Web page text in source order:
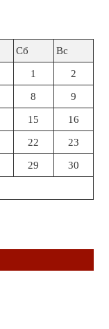
Сб Вс
1 2
8 9
15 16
22 23
29 30